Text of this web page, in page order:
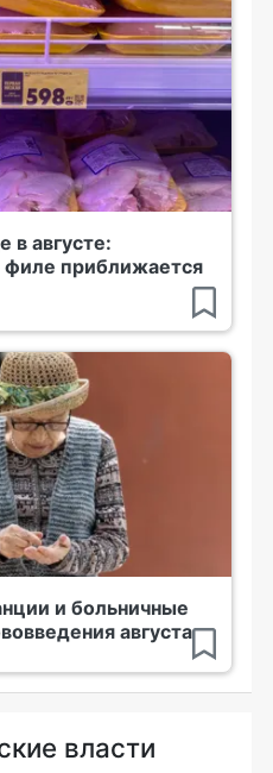
в августе:
филе приближается
и больничные
августа
власти